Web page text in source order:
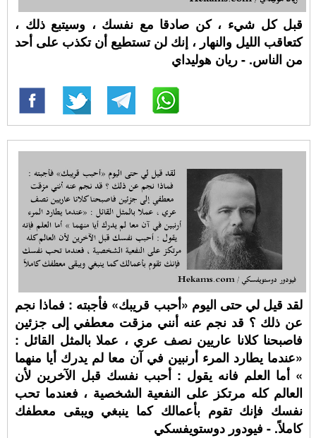
قبل كل شيء ، كن صادقا مع نفسك ، وسيتبع ذلك ،
كتعاقب الليل والنهار ، إنك لن تستطيع أن تكذب على أحد
من الناس. - ريان هوليداي
لقد قيل لي حتى اليوم «أحبب قريبك» فأجبته : فماذا نجم
عن ذلك ؟ قد نجم عنه أنني مزقت معطفي إلى جزئين
فاصبحنا كلانا عاريين نصف عري ، عملا بالمثل القائل :
«عندما يطارد المرء أرنبين في آن معا لم يدرك أيا منهما
» أما العلم فانه يقول : أحبب نفسك قبل الآخرين لأن
العالم كله مرتكز على النفعية الشخصية ، فعندما تحب
نفسك فإنك تقوم بأعمالك كما ينبغي ويبقى معطفك
كاملاً. - فيودور دوستويفسكي